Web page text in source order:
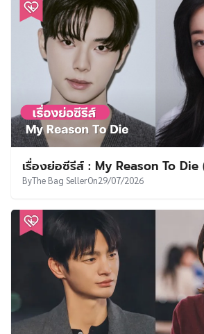
เรื่องย่อซีรีส์ : My Reason To Die
ByThe Bag SellerOn29/07/2026